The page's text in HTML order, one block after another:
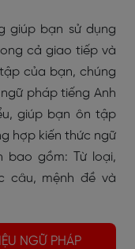
giúp bạn sử dụng
cả giao tiếp và
của bạn, chúng
pháp tiếng Anh
giúp bạn ôn tập
hợp kiến thức ngữ
bao gồm: Từ loại,
câu, mệnh đề và
NGỮ PHÁP